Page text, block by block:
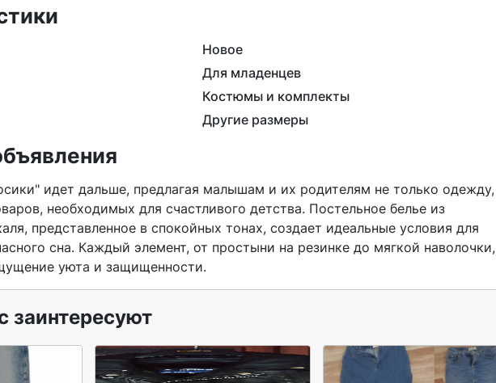
Новое
Для младенцев
Костюмы и комплекты
Другие размеры
необходимых для счастливого детства. Постельное белье из
представленное в спокойных тонах, создает идеальные условия для
сна. Каждый элемент, от простыни на резинке до мягкой наволочки,
уюта и защищенности.
заинтересуют